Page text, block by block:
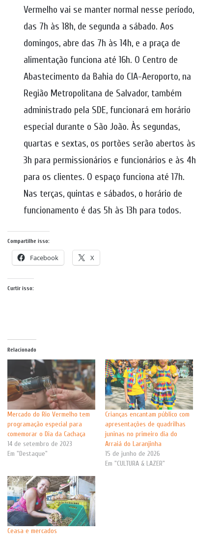
Vermelho vai se manter normal nesse período,
das 7h às 18h, de segunda a sábado. Aos
domingos, abre das 7h às 14h, e a praça de
alimentação funciona até 16h. O Centro de
Abastecimento da Bahia do CIA-Aeroporto, na
Região Metropolitana de Salvador, também
administrado pela SDE, funcionará em horário
especial durante o São João. Às segundas,
quartas e sextas, os portões serão abertos às
3h para permissionários e funcionários e às 4h
para os clientes. O espaço funciona até 17h.
Nas terças, quintas e sábados, o horário de
funcionamento é das 5h às 13h para todos.
Compartilhe isso:
Facebook X
Curtir isso:
Relacionado
Mercado do Rio Vermelho tem
programação especial para
comemorar o Dia da Cachaça
14 de setembro de 2023
Em "Destaque"
Crianças encantam público com
apresentações de quadrilhas
juninas no primeiro dia do
Arraiá do Laranjinha
15 de junho de 2026
Em "CULTURA & LAZER"
Ceasa e mercados